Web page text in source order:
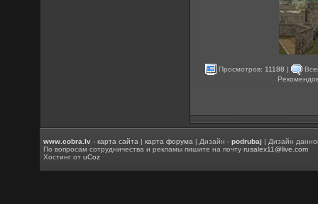
Просмотров: 11188 |
www.cobra.lv -карта сайта |карта форума | Дизайн -podrubaj | Дизайн
По вопросам сотрудничества и рекламы пишите на почтуrusalex11@live.com
Хостинг отuCoz